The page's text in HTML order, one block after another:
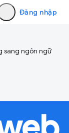
Đăng nhập
sang ngôn ngữ